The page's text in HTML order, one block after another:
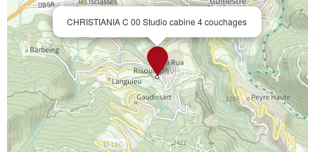
CHRISTIANIA C 00 Studio cabine 4 couchages